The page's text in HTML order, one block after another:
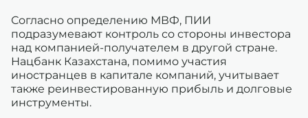
Согласно определению МВФ, ПИИ
подразумевают контроль со стороны инвестора
над компанией-получателем в другой стране.
Нацбанк Казахстана, помимо участия
иностранцев в капитале компаний, учитывает
также реинвестированную прибыль и долговые
инструменты.